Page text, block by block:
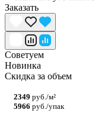
Заказать
Советуем
Новинка
Скидка за объем
2349 руб./м²
5966 руб./упак